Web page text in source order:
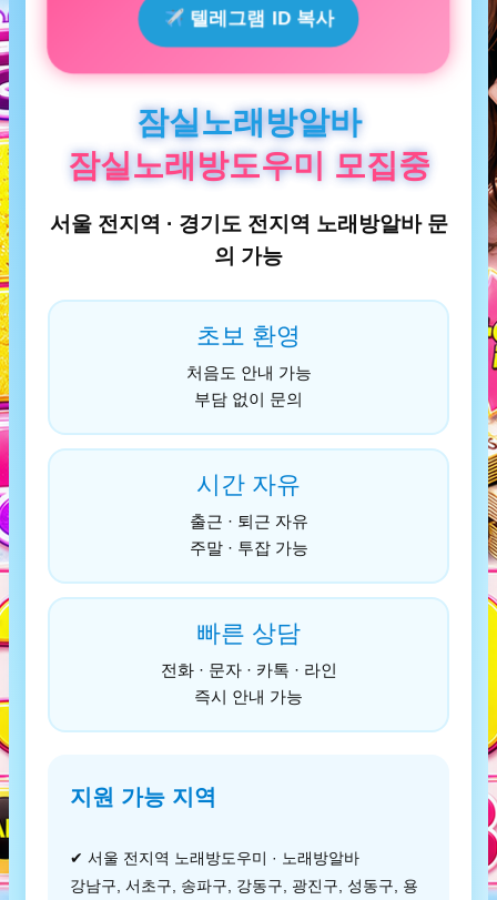
텔레그램 ID 복사
잠실노래방알바
잠실노래방도우미 모집중
서울 전지역 · 경기도 전지역 노래방알바 문
의 가능
초보 환영
처음도 안내 가능
부담 없이 문의
시간 자유
출근 · 퇴근 자유
주말 · 투잡 가능
빠른 상담
전화 · 문자 · 카톡 · 라인
즉시 안내 가능
지원 가능 지역
✔ 서울 전지역 노래방도우미 · 노래방알바
강남구, 서초구, 송파구, 강동구, 광진구, 성동구, 용